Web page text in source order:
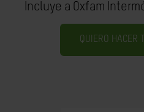
Incluye a Oxfam
QUIERO HACER